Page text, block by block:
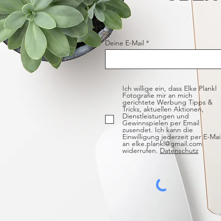
Deine E-Mail
Ich willige ein, dass Elke Plankl
Fotografie mir an mich
gerichtete Werbung Tipps &
Tricks, aktuellen Aktionen,
Dienstleistungen und
Gewinnspielen per Email
zusendet. Ich kann die
Einwilligung jederzeit per E-
an elke.plankl@gmail.com
widerrufen. Datenschutz